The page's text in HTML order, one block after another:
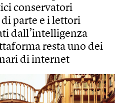
conservatori
di parte e i lettori
dall’intelligenza
resta uno dei
di internet